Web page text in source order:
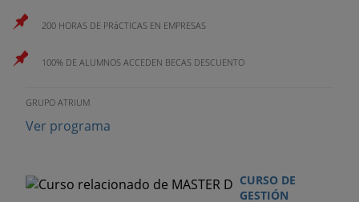
200 HORAS DE PRáCTICAS EN EMPRESAS
100% DE ALUMNOS ACCEDEN BECAS DESCUENTO
GRUPO ATRIUM
Ver programa
CURSO DE
GESTIÓN